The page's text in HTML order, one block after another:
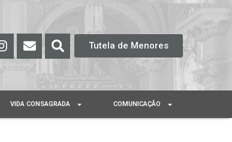
Tutela de Menores
VIDA CONSAGRADA COMUNICAÇÃO